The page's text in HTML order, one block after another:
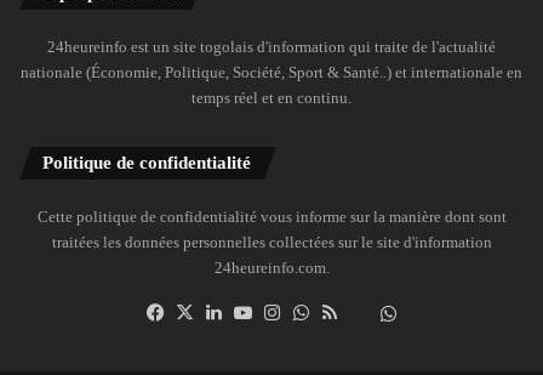
24heureinfo est un site togolais d'information qui traite de l'actualité
nationale (Économie, Politique, Société, Sport & Santé..) et internationale en
temps réel et en continu.
Politique de confidentialité
Cette politique de confidentialité vous informe sur la manière dont sont
traitées les données personnelles collectées sur le site d'information
24heureinfo.com.
Facebook
X LinkedinYouTubeInstagramWhatsAppDailymotion